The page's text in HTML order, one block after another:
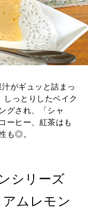
がギュッと詰まっ
しっとりしたベイク
グされ、「シャ
ーヒー、紅茶はも
も◎。
シリーズ
ムレモン